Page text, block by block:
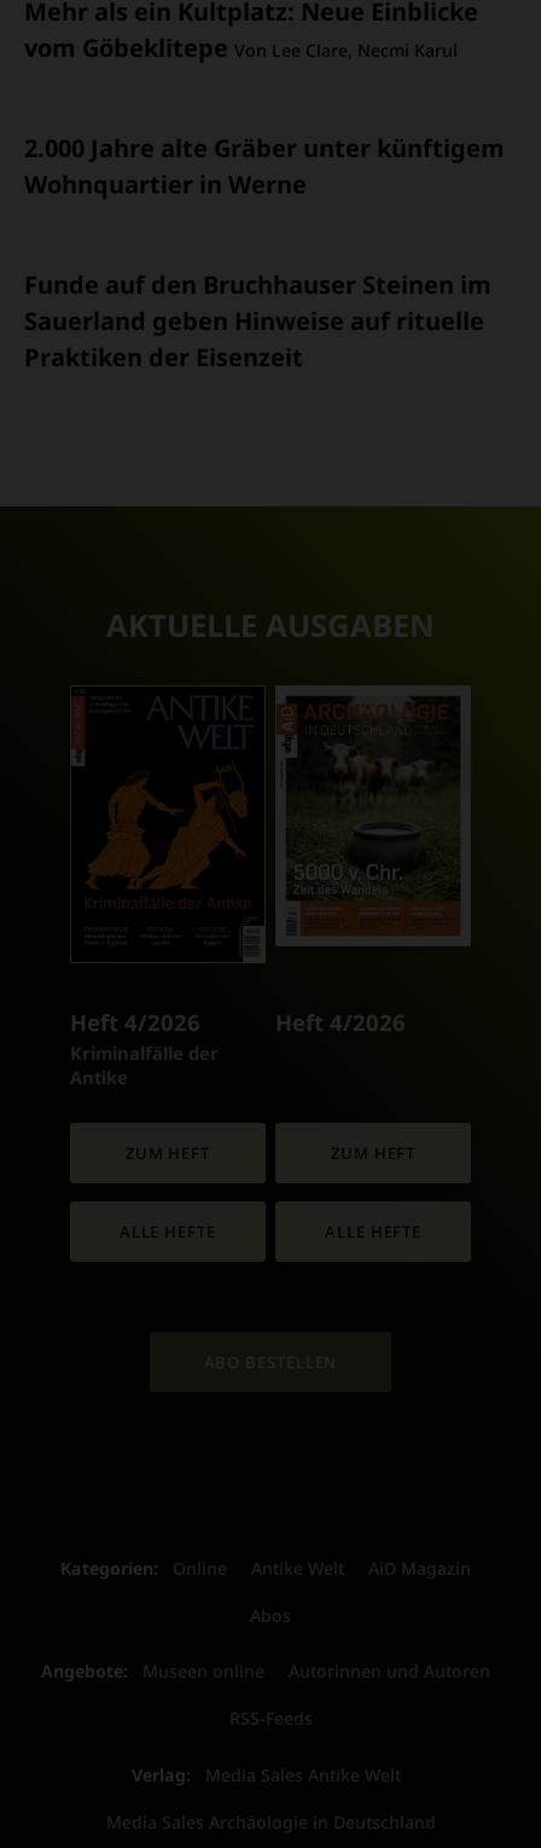
Mehr als ein Kultplatz: Neue Einblicke
vom Göbeklitepe Von Lee Clare, Necmi Karul
2.000 Jahre alte Gräber unter künftigem
Wohnquartier in Werne
Funde auf den Bruchhauser Steinen im
Sauerland geben Hinweise auf rituelle
Praktiken der Eisenzeit
AKTUELLE AUSGABEN
Heft 4/2026
:
Kriminalfälle der
Antike
ZUM HEFT
ALLE HEFTE
Heft 4/2026
ZUM HEFT
ALLE HEFTE
ABO BESTELLEN
Kategorien: Online Antike Welt AiD Magazin
Abos
Angebote: Museen online Autorinnen und Autoren
RSS-Feeds
Verlag: Media Sales Antike Welt
Media Sales Archäologie in Deutschland